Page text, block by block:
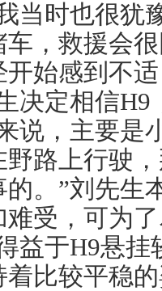
当时也很犹
，救援会
始感到不
决定相信
说，主要是
路上行驶
。”刘先生
受，可为
益于H9悬
着比较平稳